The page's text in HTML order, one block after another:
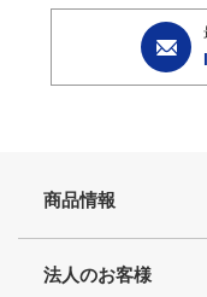
商品情報
法人のお客様